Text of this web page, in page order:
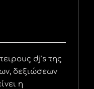
dj’s της
δεξιώσεων
η